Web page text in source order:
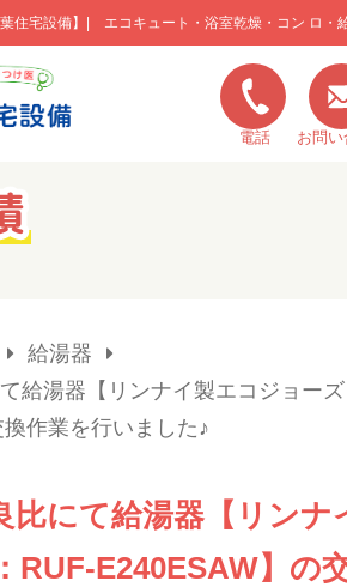
住宅設備】| エコキュート・浴室乾燥・コン ロ・
電話 お問
給湯器
給湯器【リンナイ製エコジョー
作業を行いました♪
比にて給湯器【リンナ
RUF-E240ESAW】の